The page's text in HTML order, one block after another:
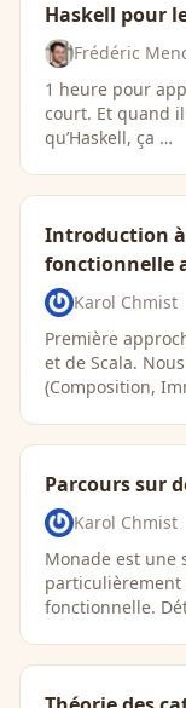
Haskell pour
Frédéric
1 heure pour
court. Et quand
qu’Haskell, ça …
Introduction
fonctionnelle
Karol Chmist
Première
et de Scala.
(Composition,
Parcours sur
Karol Chmist
Monade est une
fonctionnelle.